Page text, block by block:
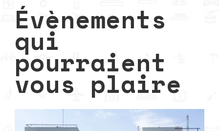
Évènements
qui
pourraient
vous plaire